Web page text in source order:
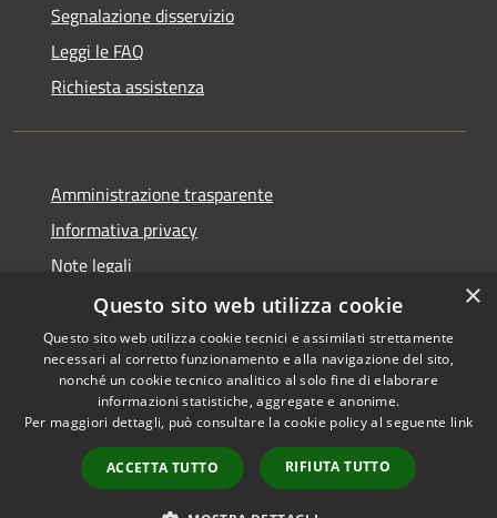
Segnalazione disservizio
Leggi le FAQ
Richiesta assistenza
Amministrazione trasparente
Informativa privacy
Note legali
Dichiarazione di accessibilità
RSS
Accessibilità
Copyright © 2026 • Comune di
Sant'Anastasia • Powered by
Municipium•
Accesso
redazione
×
Questo sito web utilizza cookie
Questo sito web utilizza cookie tecnici e assimilati strettamente
necessari al corretto funzionamento e alla navigazione del sito,
nonché un cookie tecnico analitico al solo fine di elaborare
informazioni statistiche, aggregate e anonime.
Per maggiori dettagli, può consultare la cookie policy al seguente link
ACCETTA TUTTO RIFIUTA TUTTO